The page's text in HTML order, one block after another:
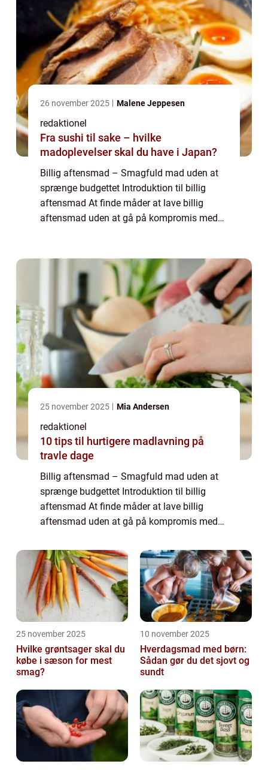
26 november 2025 Malene Jeppesen
redaktionel
Fra sushi til sake – hvilke
madoplevelser skal du have i Japan?
Billig aftensmad – Smagfuld mad uden at
sprænge budgettet Introduktion til billig
aftensmad At finde måder at lave billig
aftensmad uden at gå på kompromis med
25 november 2025 Mia Andersen
redaktionel
10 tips til hurtigere madlavning på
travle dage
Billig aftensmad – Smagfuld mad uden at
sprænge budgettet Introduktion til billig
aftensmad At finde måder at lave billig
aftensmad uden at gå på kompromis med
mange mennesker. I denne artikel vil vi
udfors...
25 november 2025
Hvilke grøntsager skal du
købe i sæson for mest
smag?
10 november 2025
Hverdagsmad med børn:
Sådan gør du det sjovt og
sundt